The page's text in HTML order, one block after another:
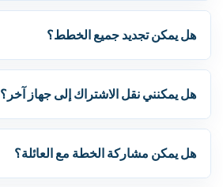
هل يمكن تجديد جميع الخطط؟
هل يمكنني نقل الاشتراك إلى جهاز آخر؟
هل يمكن مشاركة الخطة مع العائلة؟